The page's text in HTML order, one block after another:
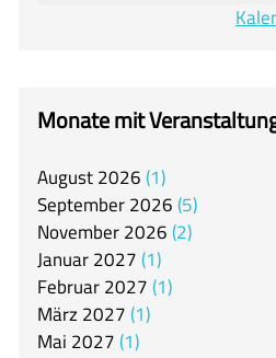
Unter-, Mittel und
itslearning
Arbeitsgemeinschaften
Mensa
Unsere
Kontakt
Monate mit
August2026 1
September2026 5
November2026 2
Januar2027 1
Februar2027 1
März 2027 1
Mai 2027 1